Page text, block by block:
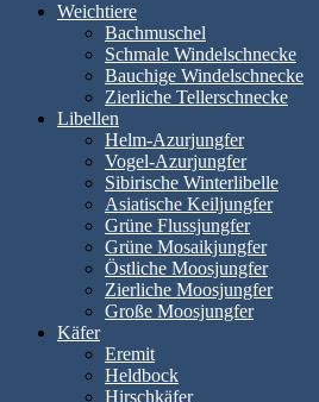
Weichtiere
Bachmuschel
Schmale Windelschnecke
Bauchige Windelschnecke
Zierliche Tellerschnecke
Libellen
Helm-Azurjungfer
Vogel-Azurjungfer
Sibirische Winterlibelle
Asiatische Keiljungfer
Grüne Flussjungfer
Grüne Mosaikjungfer
Östliche Moosjungfer
Zierliche Moosjungfer
Große Moosjungfer
Käfer
Eremit
Heldbock
Hirschkäfer